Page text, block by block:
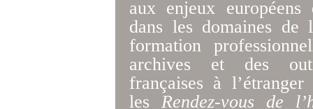
aux enjeux
dans les domaines
formation
archives et des
françaises à
les Rendez-vous de